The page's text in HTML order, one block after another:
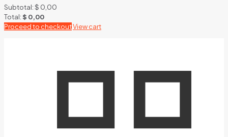
Subtotal:$ 0,00
Total:$ 0,00
Proceed to checkoutView cart